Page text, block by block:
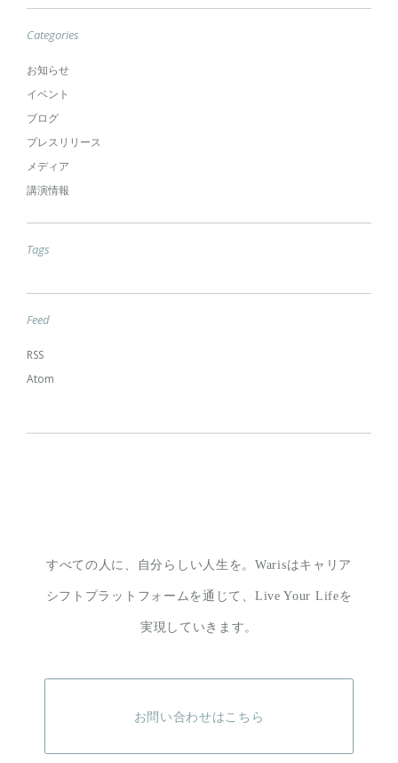
Categories
お知らせ
イベント
ブログ
プレスリリース
メディア
講演情報
Tags
Feed
RSS
Atom
すべての人に、自分らしい人生を。Warisはキャリア
シフトプラットフォームを通じて、 Live Your Lifeを
実現していきます。
お問い合わせはこちら